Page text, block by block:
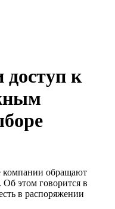
доступ к
компании обращают
этом говорится в
в распоряжении